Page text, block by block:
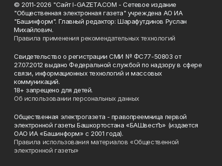
© 2011-2026 "Сайт I-GAZETA.COM - Сетевое издание
"Общественная электронная газета" учреждена АО ИА
"Башинформ". Главный редактор: Шарафутдинов Руслан
Михайлович.
Правила применения рекомендательных технологий
Свидетельство о регистрации СМИ № ФС77-50803 от
27.07.2012 выдано Федеральной службой по надзору в сфере
связи, информационных технологий и массовых
коммуникаций.
18+ запрещено для детей.
Об использовании персональных данных
Общественная электрогазета - правопреемница первой
электронной газеты Башкортостана «БАШвестЪ» (издается
ОАО ИА «Башинформ» с 2001 года).
Правила использования материалов «Общественной
электронной газеты»